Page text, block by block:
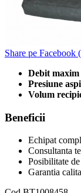
Share pe Facebook (
Debit maxim
Presiune
Volum
Beneficii
Echipat
Consultanta
Posibilitate
Garantia